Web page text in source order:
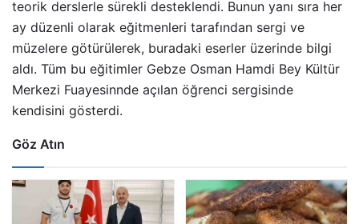
teorik derslerle sürekli desteklendi. Bunun yanı sıra her
ay düzenli olarak eğitmenleri tarafından sergi ve
müzelere götürülerek, buradaki eserler üzerinde bilgi
aldı. Tüm bu eğitimler Gebze Osman Hamdi Bey Kültür
Merkezi Fuayesinnde açılan öğrenci sergisinde
kendisini gösterdi.
Göz Atın